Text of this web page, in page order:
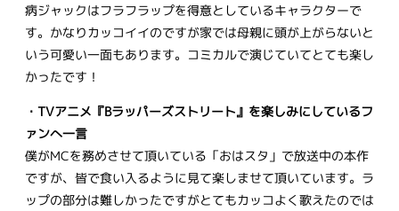
病ジャックはフラフラップを得意としているキャラクターで
す。かなりカッコイイのですが家では母親に頭が上がらないと
いう可愛い一面もあります。コミカルで演じていてとても楽し
かったです！
・TVアニメ『Bラッパーズストリート』を楽しみにしているフ
ァンへ一言
僕がMCを務めさせて頂いている「おはスタ」で放送中の本作
ですが、皆で食い入るように見て楽しませて頂いています。ラ
ップの部分は難しかったですがとてもカッコよく歌えたのでは